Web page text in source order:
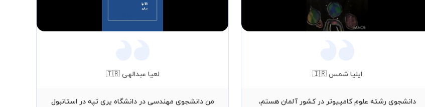
Video
ایلیا شمس 🇮🇷
دانشجوی رشته علوم کامپیوتر در کشور آلمان هستم،
لعیا عبدالهی 🇹🇷
من دانشجوی مهندسی در دانشگاه یری تپه در استانبول